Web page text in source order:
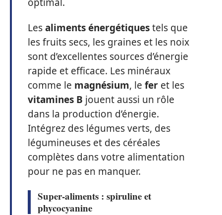
Lesaliments énergétiquestels que
les fruits secs, les graines et les noix
sont d’excellentes sources d’énergie
rapide et efficace. Les minéraux
comme le magnésium, le fer et les
vitamines B jouent aussi un rôle
dans la production d’énergie.
Intégrez des légumes verts, des
légumineuses et des céréales
complètes dans votre alimentation
pour ne pas en manquer.
Super-aliments : spiruline et
phycocyanine